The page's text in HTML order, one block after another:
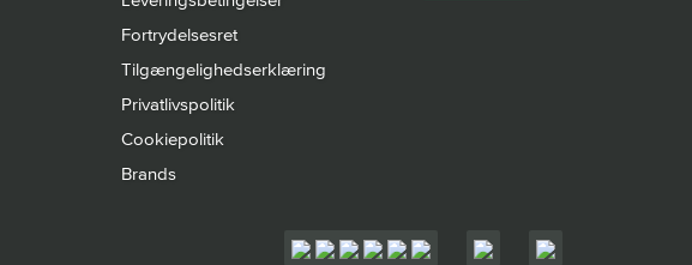
Fortrydelsesret
Tilgængelighedserklæring
Privatlivspolitik
Cookiepolitik
Brands